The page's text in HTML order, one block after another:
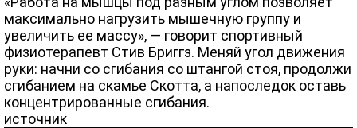
максимально нагрузить мышечную группу и
увеличить ее массу», — говорит спортивный
физиотерапевт Стив Бриггз. Меняй угол движения
руки: начни со сгибания со штангой стоя, продолжи
сгибанием на скамье Скотта, а напоследок оставь
концентрированные сгибания.
источник